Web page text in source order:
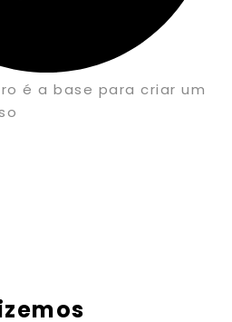
é a base para criar um